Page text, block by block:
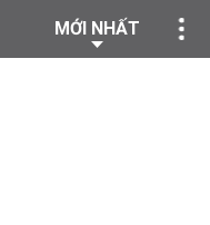
MỚI NHẤT